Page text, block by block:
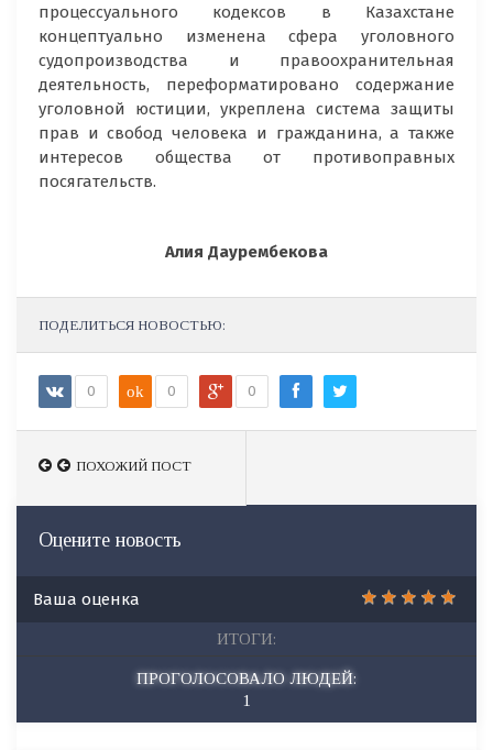
процессуального кодексов в Казахстане
концептуально изменена сфера уголовного
судопроизводства и правоохранительная
деятельность, переформатировано содержание
уголовной юстиции, укреплена система защиты
прав и свобод человека и гражданина, а также
интересов общества от противоправных
посягательств.
Алия Даурембекова
ПОДЕЛИТЬСЯ НОВОСТЬЮ:
0 ok 0 0
ПОХОЖИЙ ПОСТ
ПОХОЖИЙ ПОСТ
Оцените новость
Ваша оценка
ИТОГИ:
ПРОГОЛОСОВАЛО ЛЮДЕЙ:
1